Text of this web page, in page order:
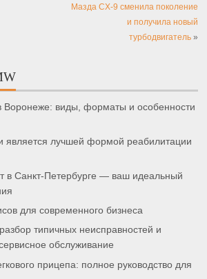
Мазда CX-9 сменила поколение
и получила новый
турбодвигатель»
Воронеже: виды, форматы и особенности
является лучшей формой реабилитации
в Санкт-Петербурге — ваш идеальный
для современного бизнеса
типичных неисправностей и
обслуживание
прицепа: полное руководство для